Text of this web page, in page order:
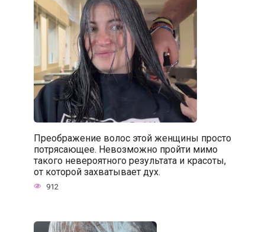
Преображение волос этой женщины просто
потрясающее. Невозможно пройти мимо
такого невероятного результата и красоты,
от которой захватывает дух.
912